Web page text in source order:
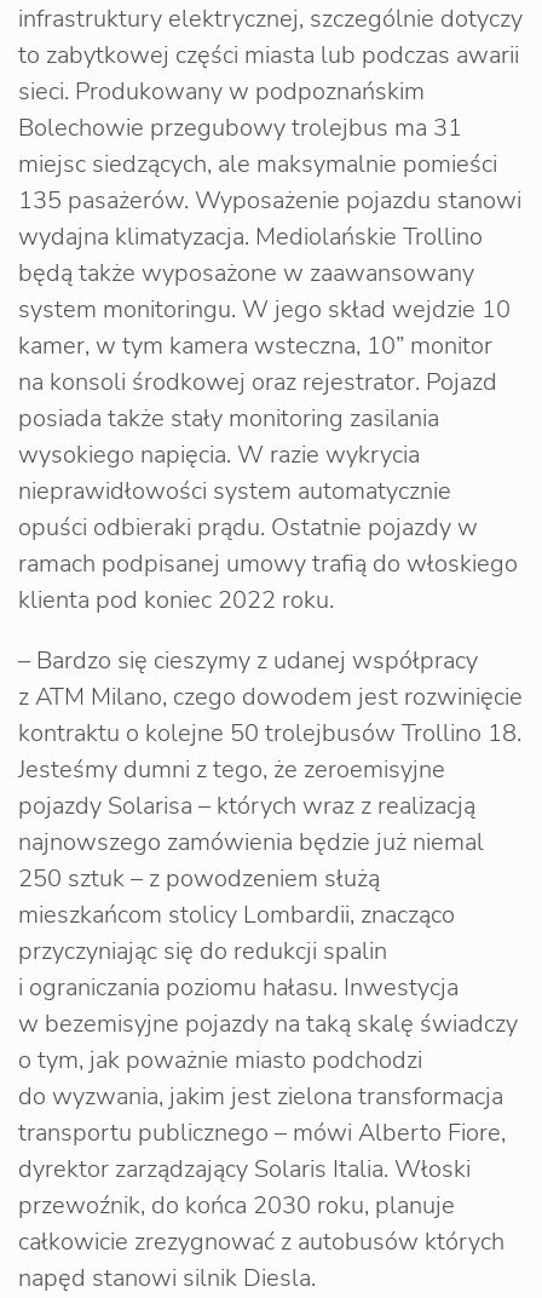
infrastruktury elektrycznej, szczególnie dotyczy
to zabytkowej części miasta lub podczas awarii
sieci. Produkowany w podpoznańskim
Bolechowie przegubowy trolejbus ma 31
miejsc siedzących, ale maksymalnie pomieści
135 pasażerów. Wyposażenie pojazdu stanowi
wydajna klimatyzacja. Mediolańskie Trollino
będą także wyposażone w zaawansowany
system monitoringu. W jego skład wejdzie 10
kamer, w tym kamera wsteczna, 10” monitor
na konsoli środkowej oraz rejestrator. Pojazd
posiada także stały monitoring zasilania
wysokiego napięcia. W razie wykrycia
nieprawidłowości system automatycznie
opuści odbieraki prądu. Ostatnie pojazdy w
ramach podpisanej umowy trafią do włoskiego
klienta pod koniec 2022 roku.
– Bardzo się cieszymy z udanej współpracy
z ATM Milano, czego dowodem jest rozwinięcie
kontraktu o kolejne 50 trolejbusów Trollino 18.
Jesteśmy dumni z tego, że zeroemisyjne
pojazdy Solarisa – których wraz z realizacją
najnowszego zamówienia będzie już niemal
250 sztuk – z powodzeniem służą
mieszkańcom stolicy Lombardii, znacząco
przyczyniając się do redukcji spalin
i ograniczania poziomu hałasu. Inwestycja
w bezemisyjne pojazdy na taką skalę świadczy
o tym, jak poważnie miasto podchodzi
do wyzwania, jakim jest zielona transformacja
transportu publicznego – mówi Alberto Fiore,
dyrektor zarządzający Solaris Italia. Włoski
przewoźnik, do końca 2030 roku, planuje
całkowicie zrezygnować z autobusów których
napęd stanowi silnik Diesla.